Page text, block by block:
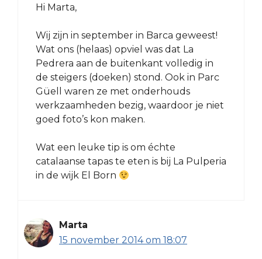
Hi Marta,
Wij zijn in september in Barca geweest!
Wat ons (helaas) opviel was dat La
Pedrera aan de buitenkant volledig in
de steigers (doeken) stond. Ook in Parc
Güell waren ze met onderhouds
werkzaamheden bezig, waardoor je niet
goed foto’s kon maken.
Wat een leuke tip is om échte
catalaanse tapas te eten is bij La Pulperia
in de wijk El Born
Marta
15 november 2014 om 18:07